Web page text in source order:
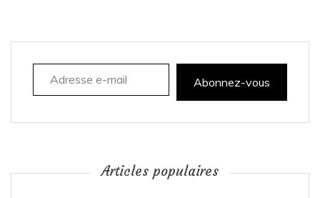
a
n
Adresse e-mail
Abonnez-vous
Articles populaires